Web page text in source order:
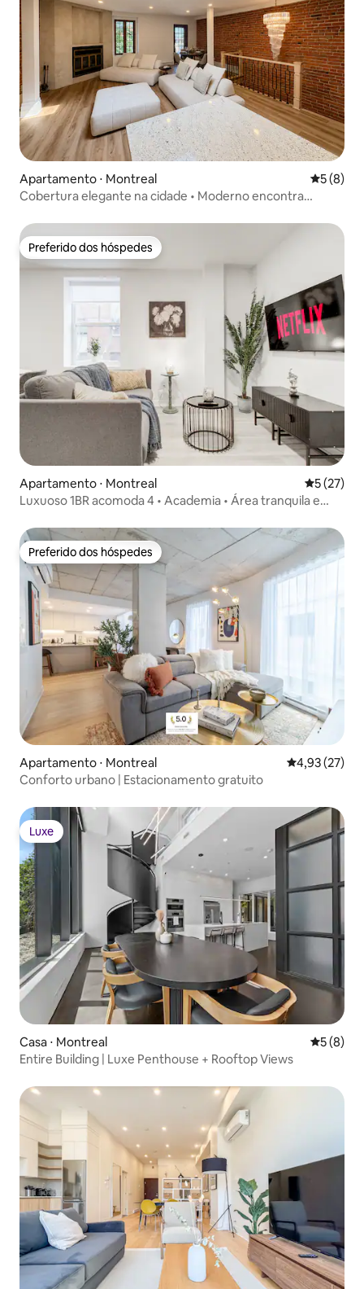
Apartamento ⋅ Montreal 5 de
5 (8)
Cobertura elegante na cidade • Moderno encontra
Preferido dos hóspedes
Preferido dos hóspedes
Apartamento ⋅ Montreal 5 de uma
5 (27)
Luxuoso 1BR acomoda 4 • Academia • Área tranquila e
Preferido dos hóspedes
Preferido dos hóspedes
Apartamento ⋅ Montreal 4,93 de uma
4,93 (27)
Conforto urbano | Estacionamento gratuito
Luxe
Luxe
Casa ⋅ Montreal 5 de
5 (8)
Entire Building | Luxe Penthouse + Rooftop Views